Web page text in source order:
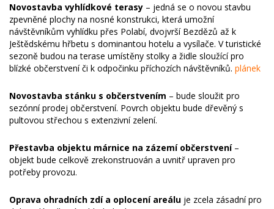
Novostavba vyhlídkové terasy – jedná se o novou stavbu
zpevněné plochy na nosné konstrukci, která umožní
návštěvníkům vyhlídku přes Polabí, dvojvrší Bezdězů až k
Ještědskému hřbetu s dominantou hotelu a vysílače. V turistické
sezoně budou na terase umístěny stolky a židle sloužící pro
blízké občerstvení či k odpočinku příchozích návštěvníků. plánek
Novostavba stánku s občerstvením – bude sloužit pro
sezónní prodej občerstvení. Povrch objektu bude dřevěný s
pultovou střechou s extenzivní zelení.
Přestavba objektu márnice na zázemí občerstvení–
objekt bude celkově zrekonstruován a uvnitř upraven pro
potřeby provozu.
Oprava ohradních zdí a oplocení areálu je zcela zásadní pro